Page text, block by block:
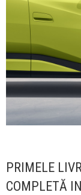
PRIMELE
COMPLETĂ